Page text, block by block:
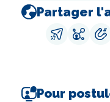
Partager
Pour